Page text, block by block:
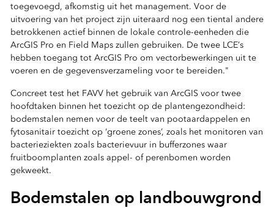
toegevoegd, afkomstig uit het management. Voor de
uitvoering van het project zijn uiteraard nog een tiental andere
betrokkenen actief binnen de lokale controle-eenheden die
ArcGIS Pro en Field Maps zullen gebruiken. De twee LCE’s
hebben toegang tot ArcGIS Pro om vectorbewerkingen uit te
voeren en de gegevensverzameling voor te bereiden."
Concreet test het FAVV het gebruik van ArcGIS voor twee
hoofdtaken binnen het toezicht op de plantengezondheid:
bodemstalen nemen voor de teelt van pootaardappelen en
fytosanitair toezicht op ‘groene zones’, zoals het monitoren van
bacterieziekten zoals bacterievuur in bufferzones waar
fruitboomplanten zoals appel- of perenbomen worden
gekweekt.
Bodemstalen op landbouwgrond